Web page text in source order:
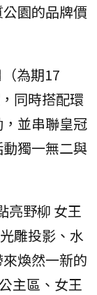
園的品牌價
為期17
同時搭配環
並串聯皇冠
獨一無二與
亮野柳 女王
雕投影、水
煥然一新的
主區、女王